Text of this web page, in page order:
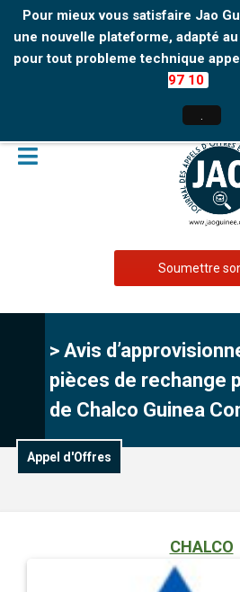
Pour mieux vous satisfaire Jao
une nouvelle plateforme, adapté
pour tout probleme technique
97 10
Soumettre
> Avis
pièces de rechange
de Chalco Guinea
Appel d'Offres
CHALCO